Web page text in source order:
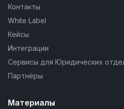
Контакты
White Label
Кейсы
Интеграции
Сервисы для Юридических
Партнёры
Материалы